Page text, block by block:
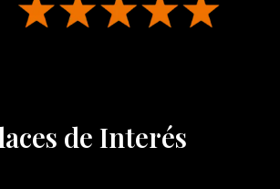
de Interés